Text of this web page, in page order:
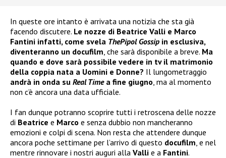
In queste ore intanto è arrivata una notizia che sta già
facendo discutere. Le nozze di Beatrice Valli e Marco
Fantini infatti, come svela ThePipol Gossip in esclusiva,
diventeranno un docufilm , che sarà disponibile a breve. Ma
quando e dove sarà possibile vedere in tv il matrimonio
della coppia nata a Uomini e Donne? Il lungometraggio
andrà in onda su Real Timea fine giugno , ma al momento
non c’è ancora una data ufficiale.
I fan dunque potranno scoprire tutti i retroscena delle nozze
di Beatrice e Marco e senza dubbio non mancheranno
emozioni e colpi di scena. Non resta che attendere dunque
ancora poche settimane per l’arrivo di questo docufilm , e nel
mentre rinnovare i nostri auguri alla Valli e a Fantini.